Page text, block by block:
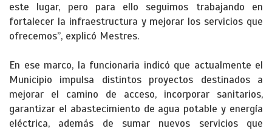
este lugar, pero para ello seguimos trabajando en
fortalecer la infraestructura y mejorar los servicios que
ofrecemos”, explicó Mestres.
En ese marco, la funcionaria indicó que actualmente el
Municipio impulsa distintos proyectos destinados a
mejorar el camino de acceso, incorporar sanitarios,
garantizar el abastecimiento de agua potable y energía
eléctrica, además de sumar nuevos servicios que